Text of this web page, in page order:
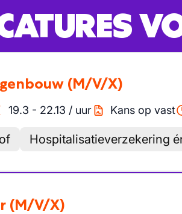
(M/V/X)
19.3 - 22.13 / uur Kans op vast
Hospitalisatieverzekering
(M/V/X)